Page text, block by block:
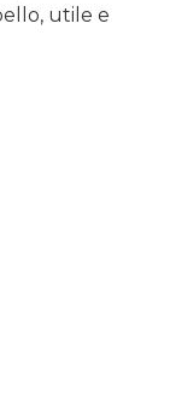
utile e